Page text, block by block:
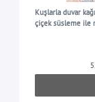
Kuşlarla duvar
çiçek süsleme ile